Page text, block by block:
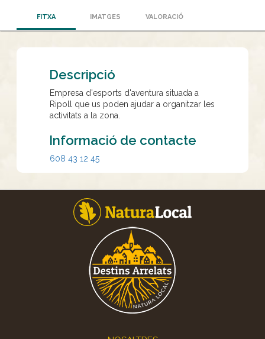
FITXA IMATGES VALORACIÓ
Descripció
Empresa d'esports d'aventura situada a
Ripoll que us poden ajudar a organitzar les
activitats a la zona.
Informació de contacte
608 43 12 45